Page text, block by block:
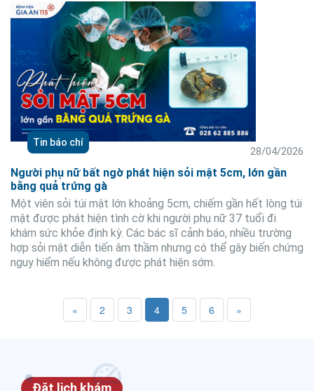
28/04/2026
Tin báo chí
Người phụ nữ bất ngờ phát hiện sỏi mật 5cm, lớn gần
bằng quả trứng gà
Một viên sỏi túi mật lớn khoảng 5cm, chiếm gần hết lòng túi
mật được phát hiện tình cờ khi người phụ nữ 37 tuổi đi
khám sức khỏe định kỳ. Các bác sĩ cảnh báo, nhiều trường
hợp sỏi mật diễn tiến âm thầm nhưng có thể gây biến chứng
nguy hiểm nếu không được phát hiện sớm.
« 2 3 4 5 6 »
Đặt lịch khám